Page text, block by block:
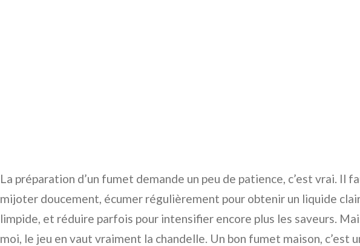
La préparation d’un fumet demande un peu de patience, c’est vrai. Il
mijoter doucement, écumer régulièrement pour obtenir un liquide
limpide, et réduire parfois pour intensifier encore plus les saveurs.
moi, le jeu en vaut vraiment la chandelle. Un bon fumet maison, c’est